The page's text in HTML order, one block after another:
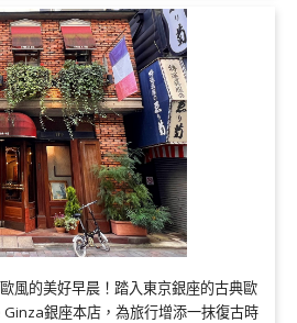
風的美好早晨！踏入東京銀座的古典歐
銀座本店，為旅行增添一抹復古時